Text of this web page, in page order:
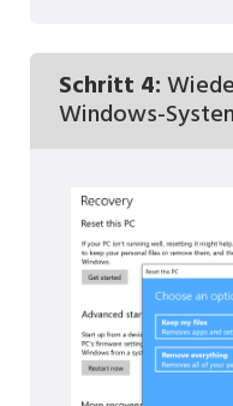
Schritt 4:
Windows-